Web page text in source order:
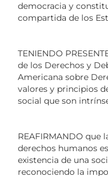
democracia y
compartida de los
TENIENDO
de los Derechos y
Americana sobre
valores y principios
social que son
REAFIRMANDO
derechos humanos
existencia de una
reconociendo la